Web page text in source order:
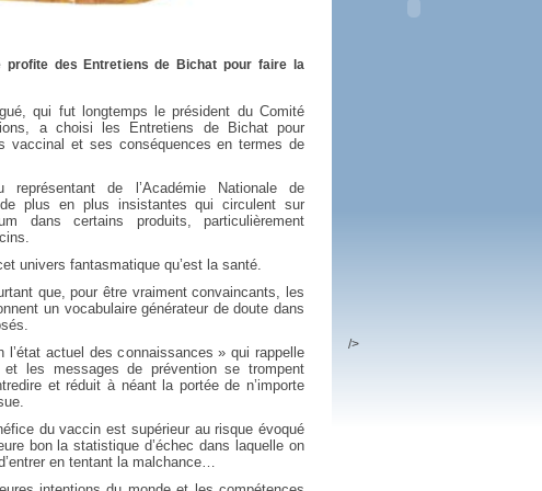
palliatifs n'a pas été inutile
profite des Entretiens de Bichat pour faire la
qui fut longtemps le président du Comité
a choisi les Entretiens de Bichat pour
vaccinal et ses conséquences en termes de
de l’Académie Nationale de
plus en plus insistantes qui circulent sur
dans certains produits, particulièrement
univers fantasmatique qu’est la santé.
que, pour être vraiment convaincants, les
un vocabulaire générateur de doute dans
l’état actuel des connaissances » qui rappelle
les messages de prévention se trompent
et réduit à néant la portée de n’importe
du vaccin est supérieur au risque évoqué
bon la statistique d’échec dans laquelle on
en tentant la malchance…
/>